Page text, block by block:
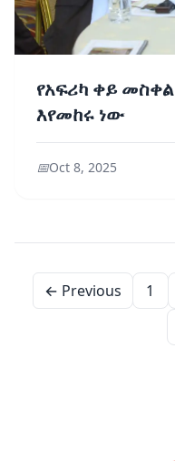
የአፍሪካ ቀይ
እየመከሩ ነው
📅Oct 8, 2025
← Previous 1